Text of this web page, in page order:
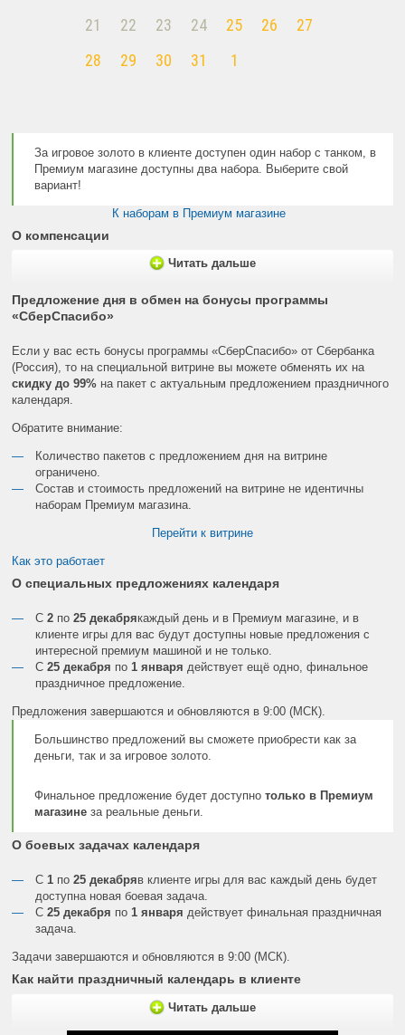
21
22 23 24 25 26
27
28
29 30 31 1
За игровое золото в клиенте доступен один набор с танком, в
Премиум магазине доступны два набора. Выберите свой
вариант!
К наборам в Премиум магазине
О компенсации
Читать дальше
Предложение дня в обмен на бонусы программы
«СберСпасибо»
Если у вас есть бонусы программы «СберСпасибо» от Сбербанка
(Россия), то на специальной витрине вы можете обменять их на
скидку до 99% на пакет с актуальным предложением праздничного
календаря.
Обратите внимание:
Количество пакетов с предложением дня на витрине
ограничено.
Состав и стоимость предложений на витрине не идентичны
наборам Премиум магазина.
Перейти к витрине
Как это работает
О специальных предложениях календаря
С2 по25 декабрякаждый день и в Премиум магазине, и в
клиенте игры для вас будут доступны новые предложения с
интересной премиум машиной и не только.
С25 декабря по 1 января действует ещё одно, финальное
праздничное предложение.
Предложения завершаются и обновляются в 9:00 (МСК).
Большинство предложений вы сможете приобрести как за
деньги, так и за игровое золото.
Финальное предложение будет доступнотолько в Премиум
магазине за реальные деньги.
О боевых задачах календаря
С1 по25 декабряв клиенте игры для вас каждый день будет
доступна новая боевая задача.
С25 декабря по1 января действует финальная праздничная
задача.
Задачи завершаются и обновляются в 9:00 (МСК).
Как найти праздничный календарь в клиенте
Читать дальше